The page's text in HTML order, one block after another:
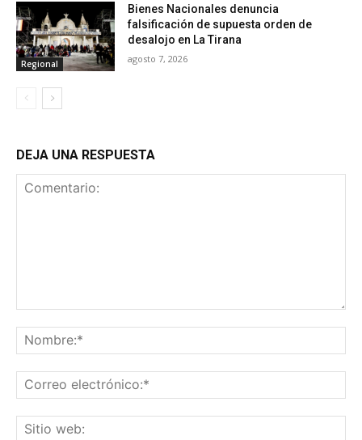
Regional
Bienes Nacionales denuncia
falsificación de supuesta orden de
desalojo en La Tirana
agosto 7, 2026
DEJA UNA RESPUESTA